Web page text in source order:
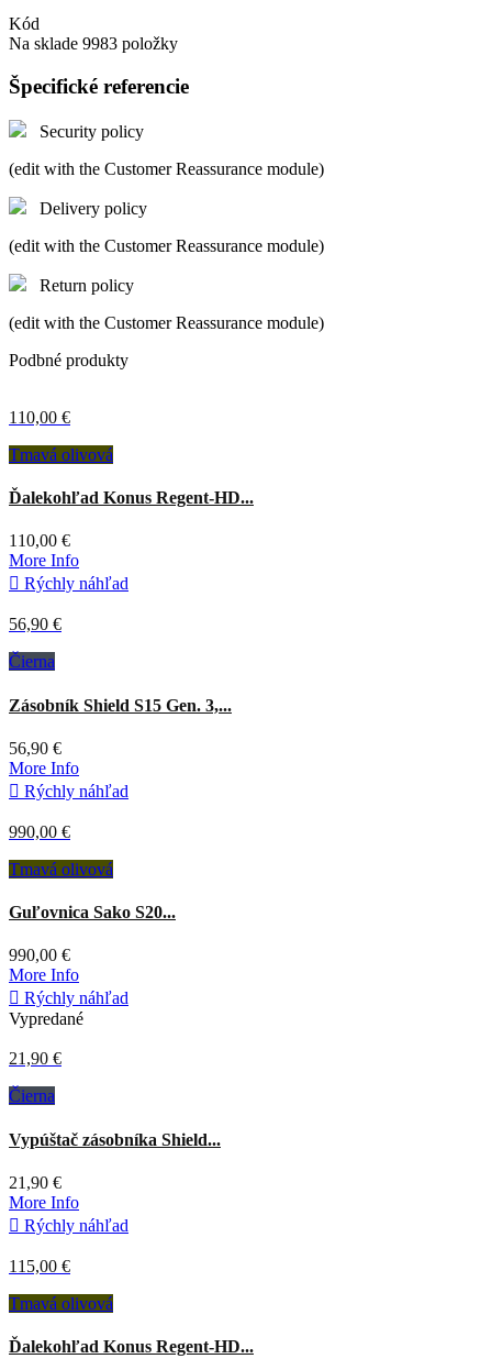
Kód
Na sklade 9983 položky
Špecifické referencie
Security policy
(edit with the Customer Reassurance module)
Delivery policy
(edit with the Customer Reassurance module)
Return policy
(edit with the Customer Reassurance module)
Podbné produkty
110,00 €
Tmavá olivová
Ďalekohľad Konus Regent-HD...
110,00 €
More Info
 Rýchly náhľad
56,90 €
Čierna
Zásobník Shield S15 Gen. 3,...
56,90 €
More Info
 Rýchly náhľad
990,00 €
Tmavá olivová
Guľovnica Sako S20...
990,00 €
More Info
 Rýchly náhľad
Vypredané
21,90 €
Čierna
Vypúštač zásobníka Shield...
21,90 €
More Info
 Rýchly náhľad
115,00 €
Tmavá olivová
Ďalekohľad Konus Regent-HD...